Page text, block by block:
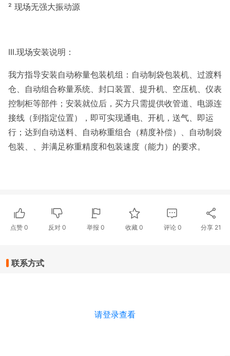
² 现场无强大振动源
III.现场安装说明：
我方指导安装自动称量包装机组：自动制袋包装机、过渡料
仓、自动组合称量系统、封口装置、提升机、空压机、仪表
控制柜等部件；安装就位后，买方只需提供收管道、电源连
接线（到指定位置），即可实现通电、开机，送气、即运
行；达到自动送料、自动称重组合（精度补偿）、自动制袋
包装、、并满足称重精度和包装速度（能力）的要求。
点赞 0 反对0 举报 0 收藏 0 评论 0 分享 21
联系方式
请登录查看